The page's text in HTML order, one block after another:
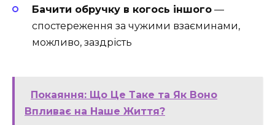
Бачити обручку в когось іншого —
спостереження за чужими взаєминами,
можливо, заздрість
Покаяння: Що Це Таке та Як Воно
Впливає на Наше Життя?